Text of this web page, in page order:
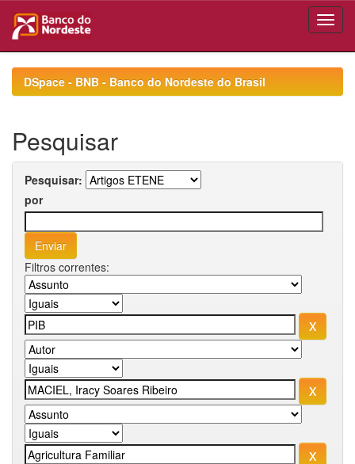
navigationDSpace - BNB - Banco do Nordeste do Brasil
Pesquisar
Pesquisar:
por
Filtros correntes: